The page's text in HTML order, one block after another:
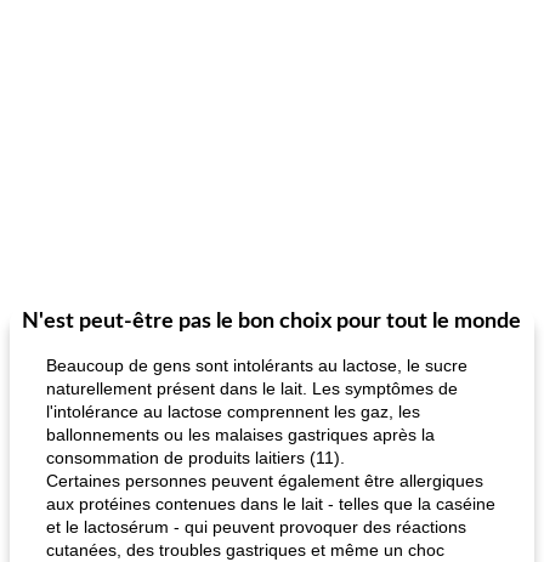
N'est peut-être pas le bon choix pour tout le monde
Beaucoup de gens sont intolérants au lactose, le sucre
naturellement présent dans le lait. Les symptômes de
l'intolérance au lactose comprennent les gaz, les
ballonnements ou les malaises gastriques après la
consommation de produits laitiers (11).
Certaines personnes peuvent également être allergiques
aux protéines contenues dans le lait - telles que la caséine
et le lactosérum - qui peuvent provoquer des réactions
cutanées, des troubles gastriques et même un choc